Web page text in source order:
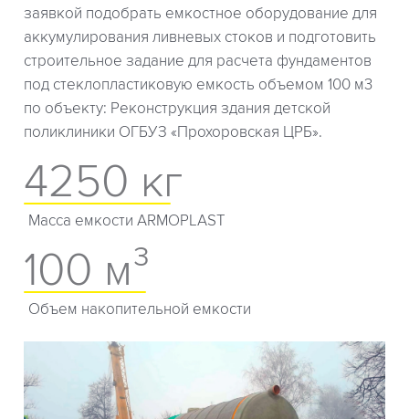
заявкой подобрать емкостное оборудование для
аккумулирования ливневых стоков и подготовить
строительное задание для расчета фундаментов
под стеклопластиковую емкость объемом 100 м3
по объекту: Реконструкция здания детской
поликлиники ОГБУЗ «Прохоровская ЦРБ».
4250 кг
Масса емкости ARMOPLAST
100 м³
Объем накопительной емкости